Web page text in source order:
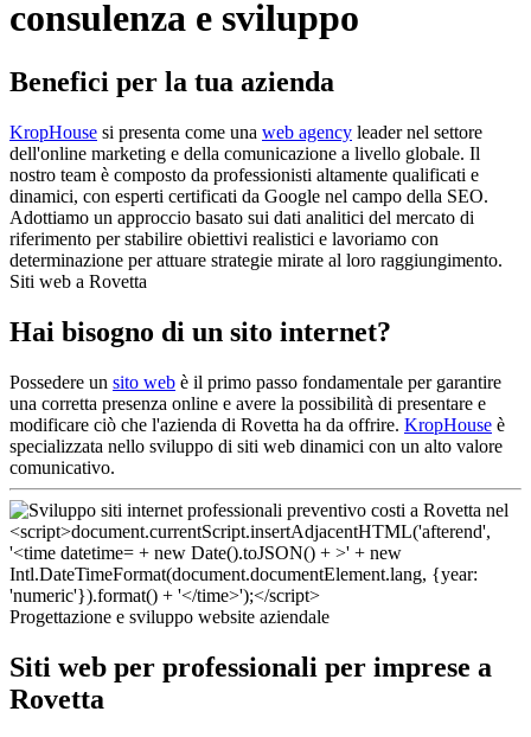
consulenza e sviluppo
Benefici per la tua azienda
KropHouse si presenta come una web agency leader nel settore
dell'online marketing e della comunicazione a livello globale. Il
nostro team è composto da professionisti altamente qualificati e
dinamici, con esperti certificati da Google nel campo della SEO.
Adottiamo un approccio basato sui dati analitici del mercato di
riferimento per stabilire obiettivi realistici e lavoriamo con
determinazione per attuare strategie mirate al loro raggiungimento.
Siti web a Rovetta
Hai bisogno di un sito internet?
Possedere un sito web è il primo passo fondamentale per garantire
una corretta presenza online e avere la possibilità di presentare e
modificare ciò che l'azienda di Rovetta ha da offrire. KropHouse è
specializzata nello sviluppo di siti web dinamici con un alto valore
comunicativo.
Progettazione e sviluppo website aziendale
Siti web per professionali per imprese a
Rovetta